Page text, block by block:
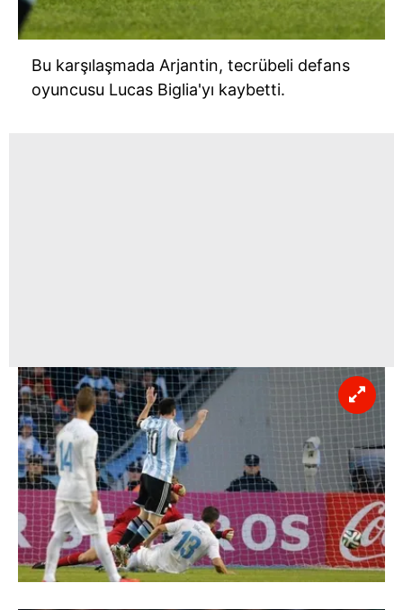
Bu karşılaşmada Arjantin, tecrübeli defans
oyuncusu Lucas Biglia'yı kaybetti.